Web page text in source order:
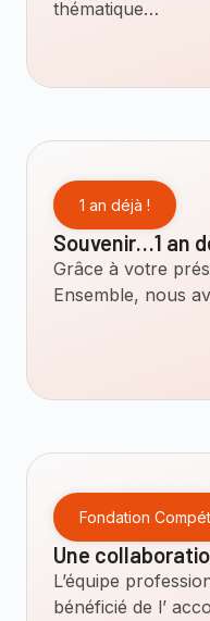
thématique…
1 an déjà !
Souvenir…1 an
Grâce à votre
Ensemble, nous
Fondation
Une
L’équipe
bénéficié de l’